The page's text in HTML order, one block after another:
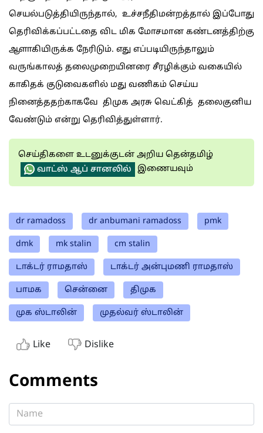
செயல்படுத்தியிருந்தால், உச்சநீதிமன்றத்தால் இப்போது
தெரிவிக்கப்பட்டதை விட மிக மோசமான கண்டனத்திற்கு
ஆளாகியிருக்க நேரிடும். எது எப்படியிருந்தாலும்
வருங்காலத் தலைமுறையினரை சீரழிக்கும் வகையில்
காகிதக் குடுவைகளில் மது வணிகம் செய்ய
நினைத்ததற்காகவே திமுக அரசு வெட்கித் தலைகுனிய
வேண்டும் என்று தெரிவித்துள்ளார்.
செய்திகளை உடனுக்குடன் அறிய தென்தமிழ்
வாட்ஸ் ஆப் சானலில்
இணையவும்
dr ramadoss dr anbumani ramadoss pmk
dmk mk stalin cm stalin
டாக்டர் ராமதாஸ் டாக்டர் அன்புமணி ராமதாஸ்
பாமக சென்னை திமுக
முக ஸ்டாலின் முதல்வர் ஸ்டாலின்
Like Dislike
Comments